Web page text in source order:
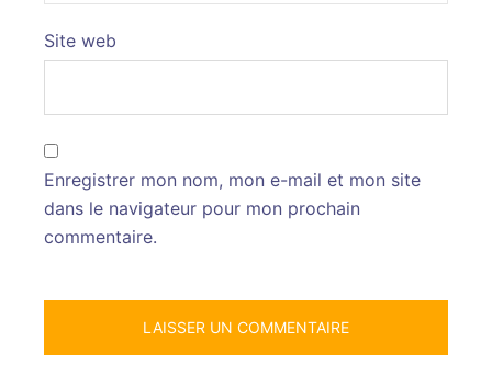
Site web
Enregistrer mon nom, mon e-mail et mon site
dans le navigateur pour mon prochain
commentaire.